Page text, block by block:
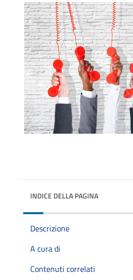
INDICE DELLA PAGINA
Descrizione
A cura di
Contenuti correlati